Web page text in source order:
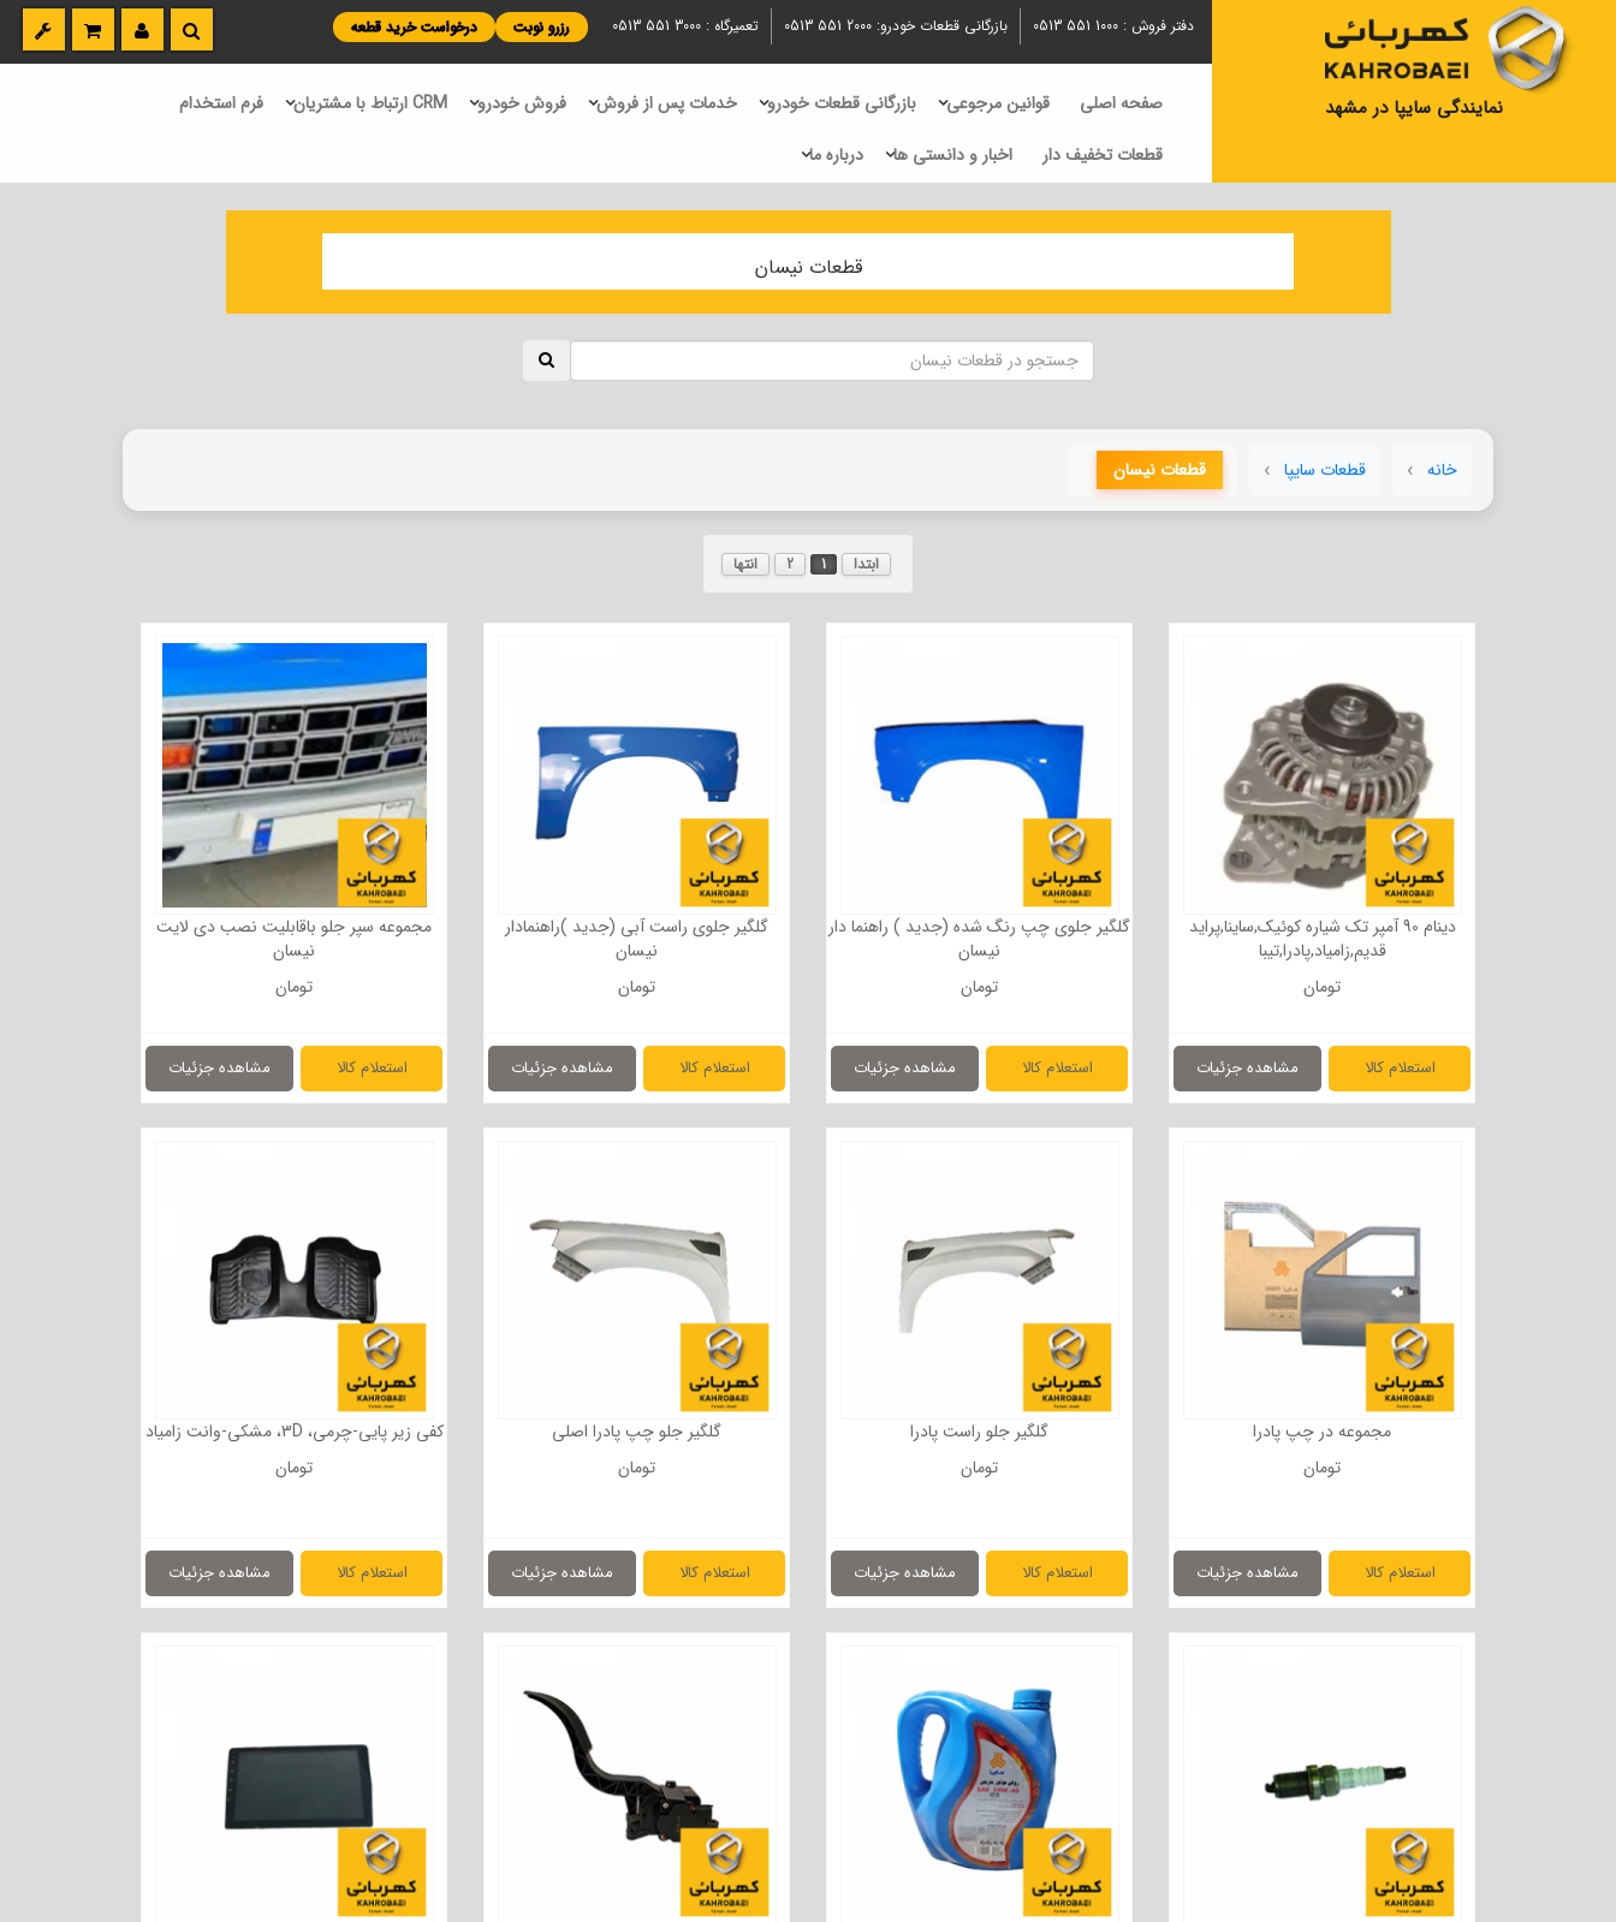
نمایندگی سایپا در مشهد
دفتر فروش : 0513 551 1000 بازرگانی قطعات خودرو: 0513 551 2000 تعمیرگاه : 0513 551 3000 رزرو نوبت درخواست خرید قطعه
صفحه اصلی قوانین مرجوعی بازرگانی قطعات خودرو خدمات پس از فروش فروش خودرو CRM ارتباط با مشتریان
فرم استخدام
قطعات تخفیف دار
اخبار و دانستی ها درباره ما
قطعات نیسان
خانه قطعات سایپا قطعات نیسان
ابتدا 1
2 انتها
دینام 90 آمپر تک شیاره کوئیک,ساینا,پراید
قدیم,زامیاد,پادرا,تیبا
تومان
استعلام کالا مشاهده جزئیات
گلگیر جلوی چپ رنگ شده (جدید ) راهنما دار
نیسان
تومان
استعلام کالا مشاهده جزئیات
گلگیر جلوی راست آبی (جدید )راهنمادار
نیسان
تومان
استعلام کالا مشاهده جزئیات
مجموعه سپر جلو باقابلیت نصب دی لایت
نیسان
تومان
استعلام کالا مشاهده جزئیات
مجموعه در چپ پادرا
تومان
استعلام کالا مشاهده جزئیات
گلگیر جلو راست پادرا
تومان
استعلام کالا مشاهده جزئیات
گلگیر جلو چپ پادرا اصلی
تومان
استعلام کالا مشاهده جزئیات
کفی زیر پایی-چرمی، ‌3D، مشکی-وانت زامیاد
تومان
استعلام کالا مشاهده جزئیات